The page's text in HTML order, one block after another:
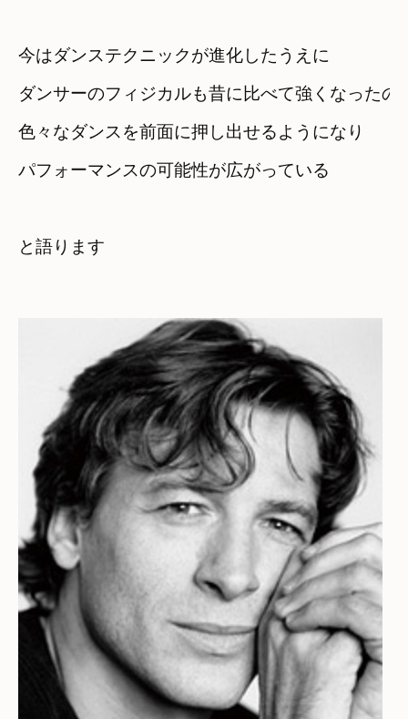
今はダンステクニックが進化したうえに
ダンサーのフィジカルも昔に比べて強くなったの
色々なダンスを前面に押し出せるようになり
パフォーマンスの可能性が広がっている
と語ります